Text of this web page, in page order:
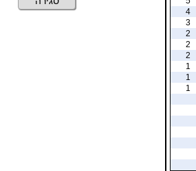
4
3
2
2
2
1
1
1